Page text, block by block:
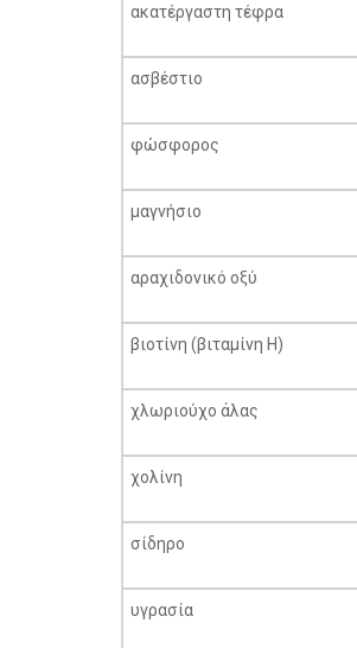
ακατέργαστη τέφρα
ασβέστιο
φώσφορος
μαγνήσιο
αραχιδονικό οξύ
βιοτίνη (βιταμίνη Η)
χλωριούχο άλας
χολίνη
σίδηρο
υγρασία